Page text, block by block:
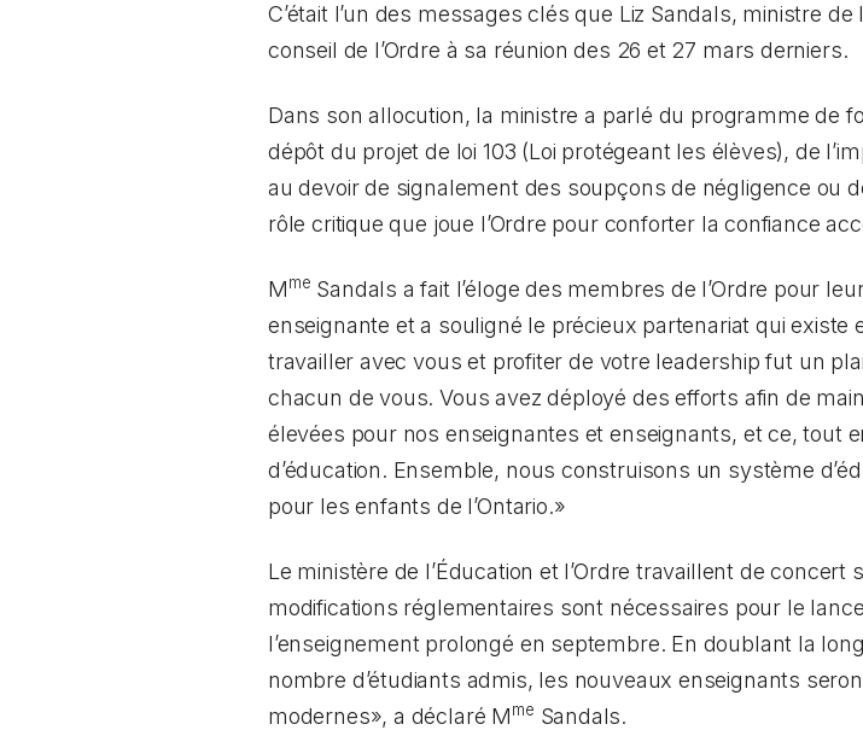
C’était l’un des messages clés que Liz Sandals, ministre
conseil de l’Ordre à sa réunion des 26 et 27 mars derniers.
Dans son allocution, la ministre a parlé du programme de
dépôt du projet de loi 103 (Loi protégeant les élèves), de
au devoir de signalement des soupçons de négligence ou
rôle critique que joue l’Ordre pour conforter la confiance
Mme Sandals a fait l’éloge des membres de l’Ordre pour
enseignante et a souligné le précieux partenariat qui existe
travailler avec vous et profiter de votre leadership fut un
chacun de vous. Vous avez déployé des efforts afin de
élevées pour nos enseignantes et enseignants, et ce, tout
d’éducation. Ensemble, nous construisons un système
pour les enfants de l’Ontario.»
Le ministère de l’Éducation et l’Ordre travaillent de
modifications réglementaires sont nécessaires pour le
l’enseignement prolongé en septembre. En doublant la
nombre d’étudiants admis, les nouveaux enseignants
modernes», a déclaré Mme Sandals.